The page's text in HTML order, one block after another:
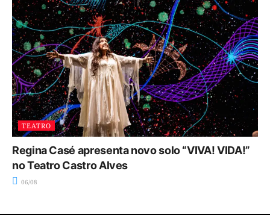
TEATRO
Regina Casé apresenta novo solo “VIVA! VIDA!”
no Teatro Castro Alves
06/08